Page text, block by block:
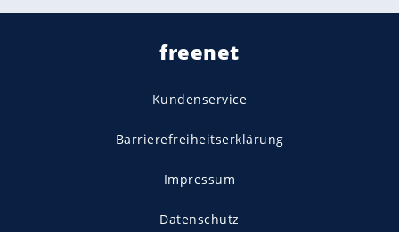
freenet
Kundenservice
Barrierefreiheitserklärung
Impressum
Datenschutz